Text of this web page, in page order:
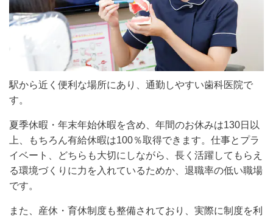
駅から近く便利な場所にあり、通勤しやすい歯科医院で
す。
夏季休暇・年末年始休暇を含め、年間のお休みは130日以
上、もちろん有給休暇は100％取得できます。仕事とプラ
イベート、どちらも大切にしながら、長く活躍してもらえ
る環境づくりに力を入れているためか、退職率の低い職場
です。
また、産休・育休制度も整備されており、実際に制度を利